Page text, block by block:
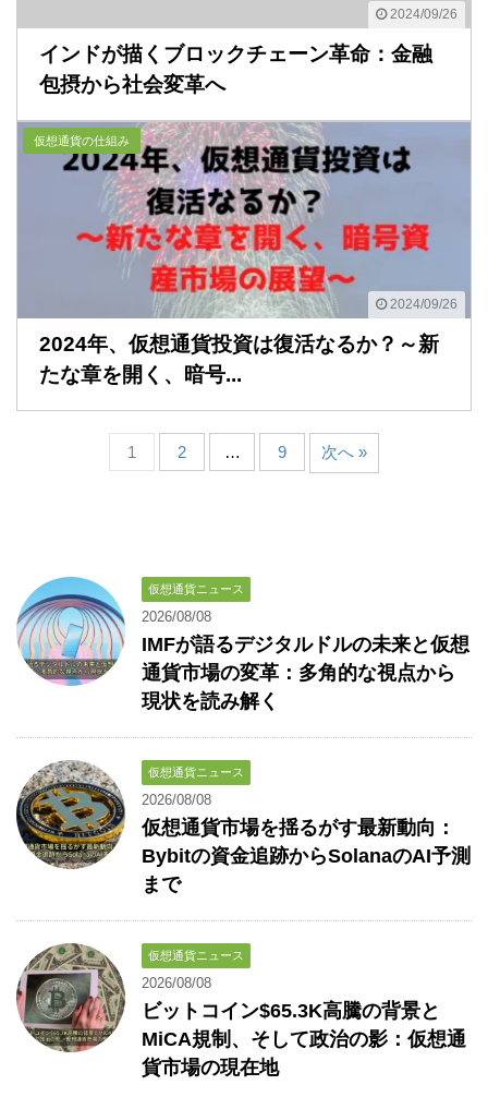
2024/09/26
インドが描くブロックチェーン革命：金融
包摂から社会変革へ
2024/09/26
仮想通貨の仕組み
2024年、仮想通貨投資は復活なるか？～新
たな章を開く、暗号...
1 2 … 9 次へ »
仮想通貨ニュース
2026/08/08
IMFが語るデジタルドルの未来と仮想
通貨市場の変革：多角的な視点から
現状を読み解く
仮想通貨ニュース
2026/08/08
仮想通貨市場を揺るがす最新動向：
Bybitの資金追跡からSolanaのAI予測
まで
仮想通貨ニュース
2026/08/08
ビットコイン$65.3K高騰の背景と
MiCA規制、そして政治の影：仮想通
貨市場の現在地